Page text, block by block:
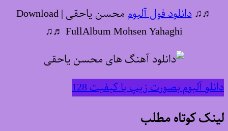
♬♫دانلود فول آلبوم
محسن یاحقی | Download
FullAlbum Mohsen Yahaghi ♬♫
دانلو آلبوم بصورت زیپ با کیفیت 128
لینک کوتاه مطلب